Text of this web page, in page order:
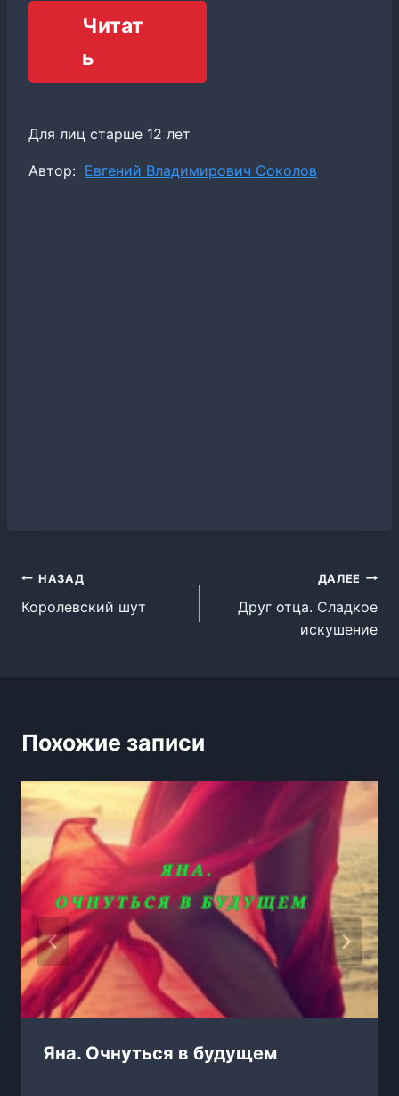
Читат
ь
Для лиц старше 12 лет
Метки
Автор: Евгений Владимирович Соколов
Навигация
по
НАЗАД
Королевский шут
ДАЛЕЕ
Друг отца. Сладкое
искушение
Похожие записи
Яна. Очнуться в будущем